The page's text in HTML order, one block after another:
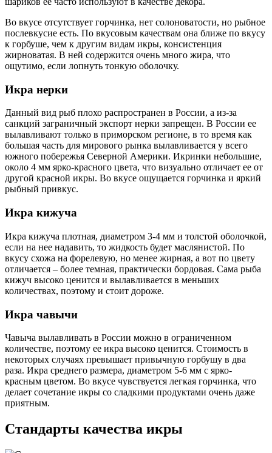
Во вкусе отсутствует горчинка, нет солоноватости, но рыбное
послевкусие есть. По вкусовым качествам она ближе по вкусу
к горбуше, чем к другим видам икры, консистенция
жирноватая. В ней содержится очень много жира, что
ощутимо, если лопнуть тонкую оболочку.
Икра нерки
Данный вид рыб плохо распространен в России, а из-за
санкций заграничный экспорт нерки запрещен. В России ее
вылавливают только в приморском регионе, в то время как
большая часть для мирового рынка вылавливается у всего
южного побережья Северной Америки. Икринки небольшие,
около 4 мм ярко-красного цвета, что визуально отличает ее от
другой красной икры. Во вкусе ощущается горчинка и яркий
рыбный привкус.
Икра кижуча
Икра кижуча плотная, диаметром 3-4 мм и толстой оболочкой,
если на нее надавить, то жидкость будет маслянистой. По
вкусу схожа на форелевую, но менее жирная, а вот по цвету
отличается – более темная, практически бордовая. Сама рыба
кижуч высоко ценится и вылавливается в меньших
количествах, поэтому и стоит дороже.
Икра чавычи
Чавыча вылавливать в России можно в ограниченном
количестве, поэтому ее икра высоко ценится. Стоимость в
некоторых случаях превышает привычную горбушу в два
раза. Икра среднего размера, диаметром 5-6 мм с ярко-
красным цветом. Во вкусе чувствуется легкая горчинка, что
делает сочетание икры со сладкими продуктами очень даже
приятным.
Стандарты качества икры